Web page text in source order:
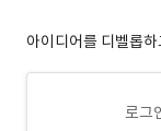
아이디어를 디벨롭
로그